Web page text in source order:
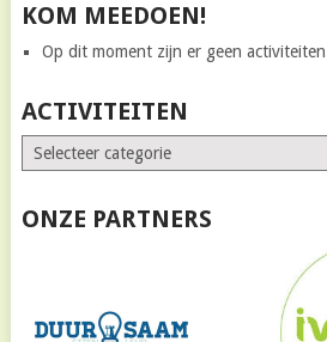
KOM MEEDOEN!
Op dit moment zijn er geen activiteiten
ACTIVITEITEN
ONZE PARTNERS